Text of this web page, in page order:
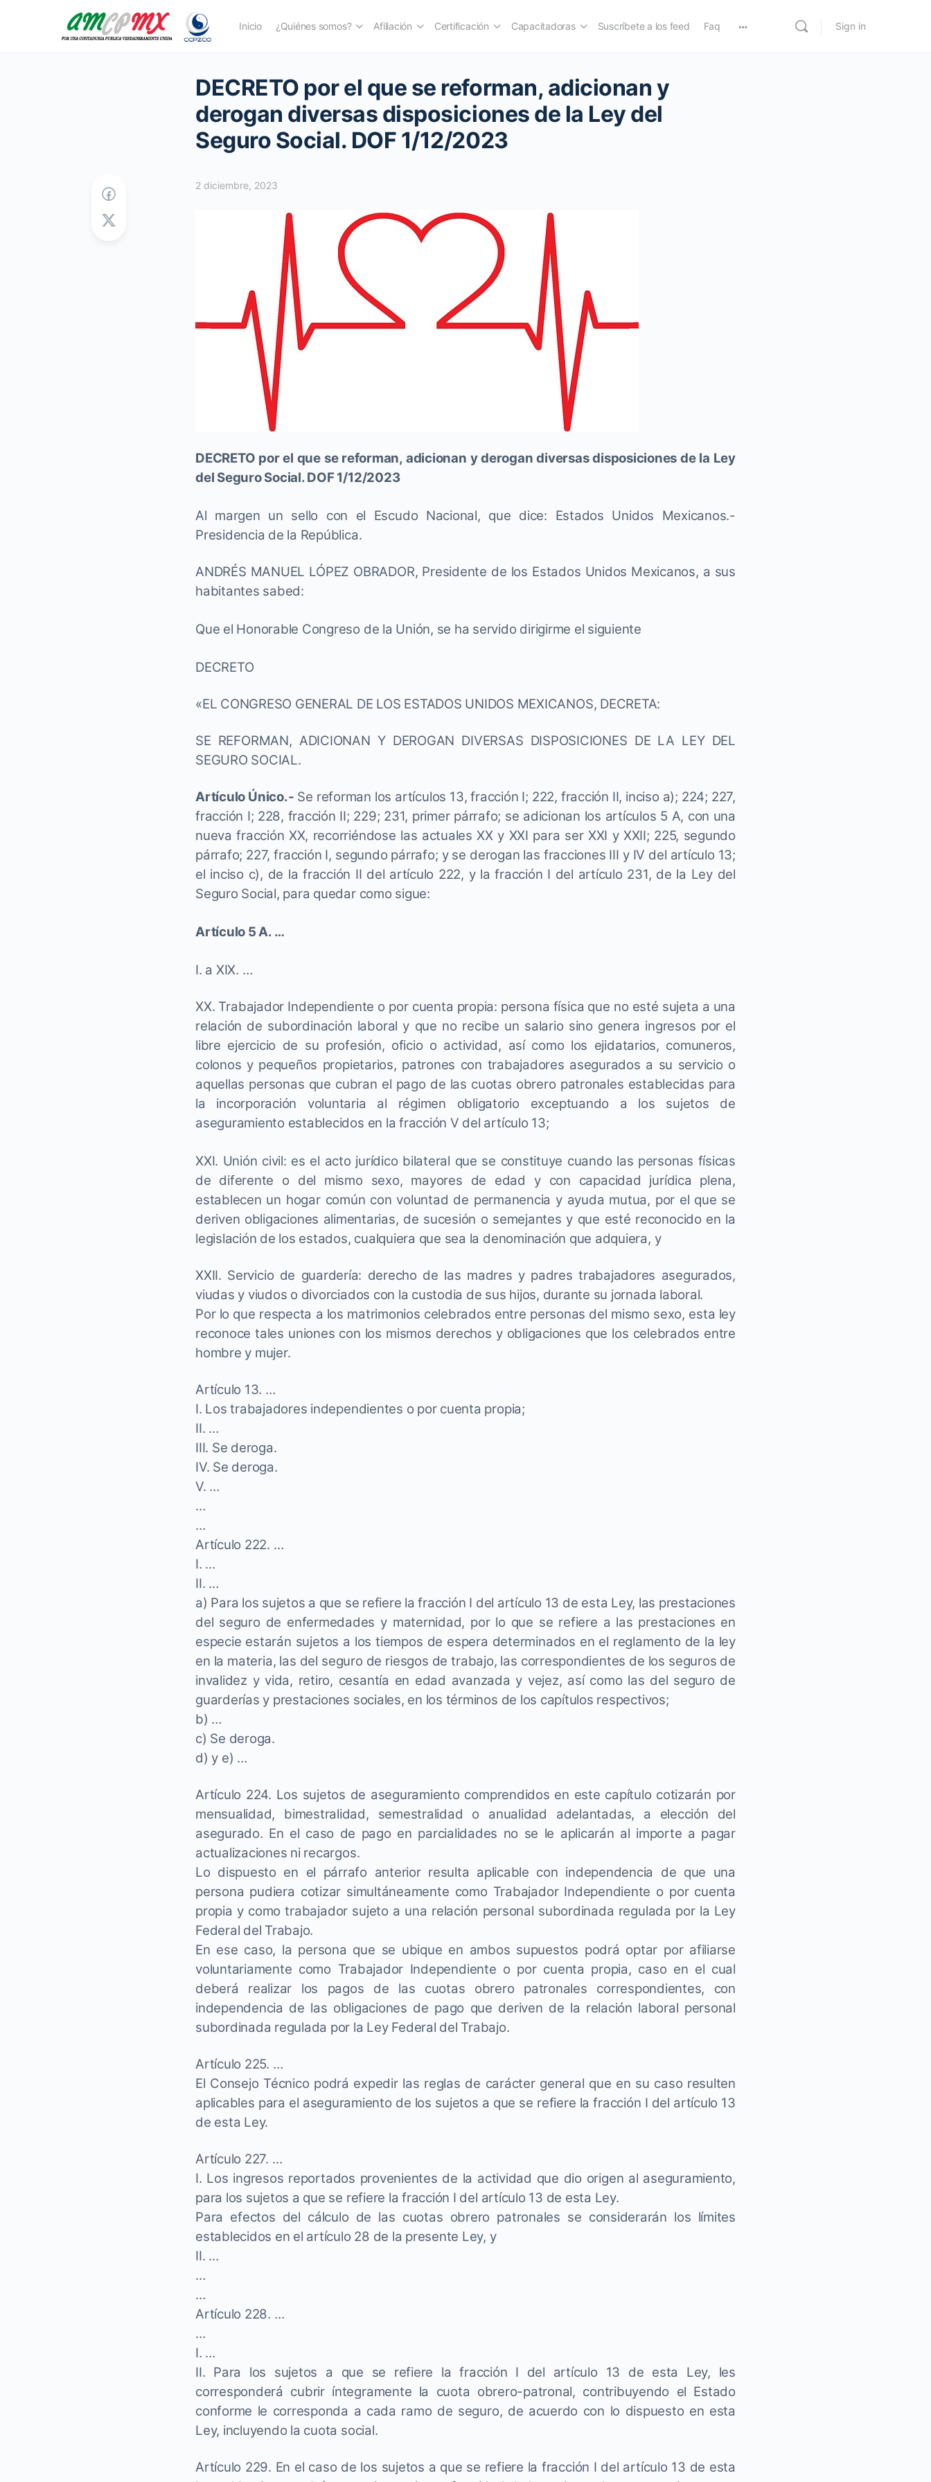
Inicio ¿Quiénes somos? Afiliación Certificación Capacitadoras Suscríbete a los feed Faq Sign in
DECRETO por el que se reforman, adicionan y
derogan diversas disposiciones de la Ley del
Seguro Social. DOF 1/12/2023
2 diciembre, 2023
DECRETO por el que se reforman, adicionan y derogan diversas disposiciones de la Ley
del Seguro Social. DOF 1/12/2023
Al margen un sello con el Escudo Nacional, que dice: Estados Unidos Mexicanos.-
Presidencia de la República.
ANDRÉS MANUEL LÓPEZ OBRADOR, Presidente de los Estados Unidos Mexicanos, a sus
habitantes sabed:
Que el Honorable Congreso de la Unión, se ha servido dirigirme el siguiente
DECRETO
«EL CONGRESO GENERAL DE LOS ESTADOS UNIDOS MEXICANOS, DECRETA:
SE REFORMAN, ADICIONAN Y DEROGAN DIVERSAS DISPOSICIONES DE LA LEY DEL
SEGURO SOCIAL.
Artículo Único.- Se reforman los artículos 13, fracción I; 222, fracción II, inciso a); 224; 227,
fracción I; 228, fracción II; 229; 231, primer párrafo; se adicionan los artículos 5 A, con una
nueva fracción XX, recorriéndose las actuales XX y XXI para ser XXI y XXII; 225, segundo
párrafo; 227, fracción I, segundo párrafo; y se derogan las fracciones III y IV del artículo 13;
el inciso c), de la fracción II del artículo 222, y la fracción I del artículo 231, de la Ley del
Seguro Social, para quedar como sigue:
Artículo 5 A. …
I. a XIX. …
XX. Trabajador Independiente o por cuenta propia: persona física que no esté sujeta a una
relación de subordinación laboral y que no recibe un salario sino genera ingresos por el
libre ejercicio de su profesión, oficio o actividad, así como los ejidatarios, comuneros,
colonos y pequeños propietarios, patrones con trabajadores asegurados a su servicio o
aquellas personas que cubran el pago de las cuotas obrero patronales establecidas para
la incorporación voluntaria al régimen obligatorio exceptuando a los sujetos de
aseguramiento establecidos en la fracción V del artículo 13;
XXI. Unión civil: es el acto jurídico bilateral que se constituye cuando las personas físicas
de diferente o del mismo sexo, mayores de edad y con capacidad jurídica plena,
establecen un hogar común con voluntad de permanencia y ayuda mutua, por el que se
deriven obligaciones alimentarias, de sucesión o semejantes y que esté reconocido en la
legislación de los estados, cualquiera que sea la denominación que adquiera, y
XXII. Servicio de guardería: derecho de las madres y padres trabajadores asegurados,
viudas y viudos o divorciados con la custodia de sus hijos, durante su jornada laboral.
Por lo que respecta a los matrimonios celebrados entre personas del mismo sexo, esta ley
reconoce tales uniones con los mismos derechos y obligaciones que los celebrados entre
hombre y mujer.
Artículo 13. …
I. Los trabajadores independientes o por cuenta propia;
II. …
III. Se deroga.
IV. Se deroga.
V. …
…
…
Artículo 222. …
I. …
II. …
a) Para los sujetos a que se refiere la fracción I del artículo 13 de esta Ley, las prestaciones
del seguro de enfermedades y maternidad, por lo que se refiere a las prestaciones en
especie estarán sujetos a los tiempos de espera determinados en el reglamento de la ley
en la materia, las del seguro de riesgos de trabajo, las correspondientes de los seguros de
invalidez y vida, retiro, cesantía en edad avanzada y vejez, así como las del seguro de
guarderías y prestaciones sociales, en los términos de los capítulos respectivos;
b) …
c) Se deroga.
d) y e) …
Artículo 224. Los sujetos de aseguramiento comprendidos en este capítulo cotizarán por
mensualidad, bimestralidad, semestralidad o anualidad adelantadas, a elección del
asegurado. En el caso de pago en parcialidades no se le aplicarán al importe a pagar
actualizaciones ni recargos.
Lo dispuesto en el párrafo anterior resulta aplicable con independencia de que una
persona pudiera cotizar simultáneamente como Trabajador Independiente o por cuenta
propia y como trabajador sujeto a una relación personal subordinada regulada por la Ley
Federal del Trabajo.
En ese caso, la persona que se ubique en ambos supuestos podrá optar por afiliarse
voluntariamente como Trabajador Independiente o por cuenta propia, caso en el cual
deberá realizar los pagos de las cuotas obrero patronales correspondientes, con
independencia de las obligaciones de pago que deriven de la relación laboral personal
subordinada regulada por la Ley Federal del Trabajo.
Artículo 225. …
El Consejo Técnico podrá expedir las reglas de carácter general que en su caso resulten
aplicables para el aseguramiento de los sujetos a que se refiere la fracción I del artículo 13
de esta Ley.
Artículo 227. …
I. Los ingresos reportados provenientes de la actividad que dio origen al aseguramiento,
para los sujetos a que se refiere la fracción I del artículo 13 de esta Ley.
Para efectos del cálculo de las cuotas obrero patronales se considerarán los límites
establecidos en el artículo 28 de la presente Ley, y
II. …
…
…
Artículo 228. …
…
I. …
II. Para los sujetos a que se refiere la fracción I del artículo 13 de esta Ley, les
corresponderá cubrir íntegramente la cuota obrero-patronal, contribuyendo el Estado
conforme le corresponda a cada ramo de seguro, de acuerdo con lo dispuesto en esta
Ley, incluyendo la cuota social.
Artículo 229. En el caso de los sujetos a que se refiere la fracción I del artículo 13 de esta